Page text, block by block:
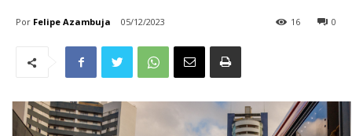
Por Felipe Azambuja 05/12/2023 0
16